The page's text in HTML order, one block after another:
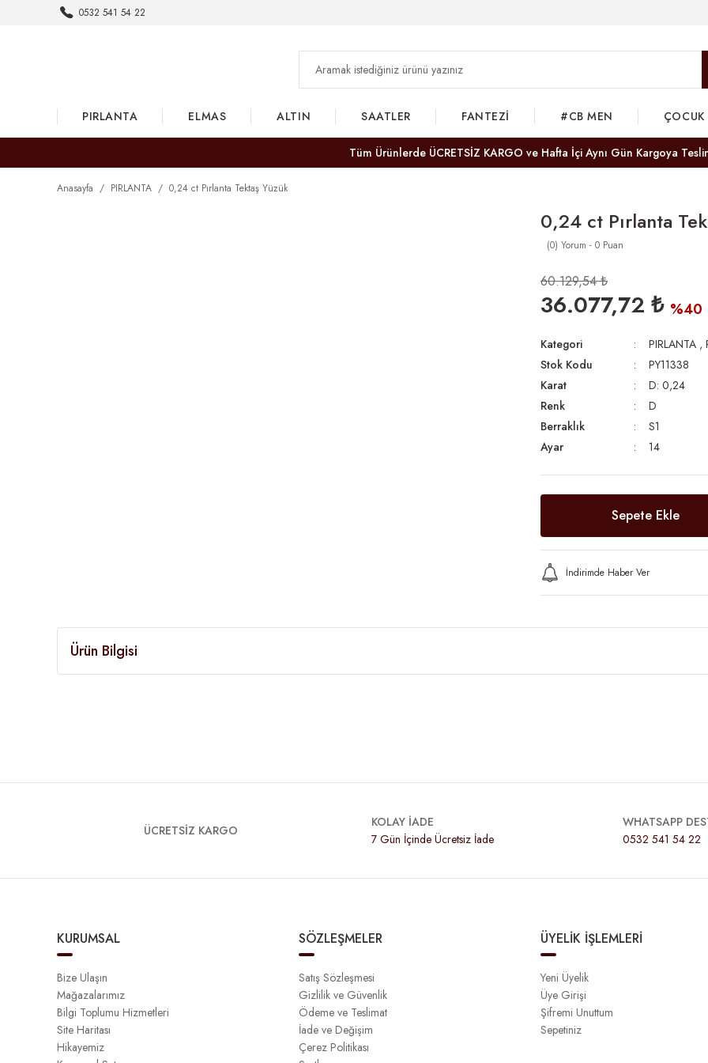
0532 541 54 22
PIRLANTA ELMAS ALTIN SAATLER FANTEZİ #CB MEN ÇOCUK
Tüm Ürünlerde ÜCRETSİZ KARGO ve Hafta İçi Aynı Gün Kargoya
Anasayfa PIRLANTA 0,24 ct Pırlanta Tektaş Yüzük
0,24 ct Pırlanta
(0) Yorum - 0 Puan
60.129,54 ₺
36.077,72 ₺ %40
Kategori PIRLANTA ,
Stok Kodu
PY11338
Karat
D: 0,24
Renk
D
Berraklık
S1
Ayar
14
Sepete Ekle
İndirimde Haber Ver
Ürün Bilgisi
ÜCRETSİZ KARGO
KOLAY İADE
7 Gün İçinde Ücretsiz İade
WHATSAPP
0532 541 54 22
KURUMSAL
Bize Ulaşın
Mağazalarımız
Bilgi Toplumu Hizmetleri
Site Haritası
Hikayemiz
SÖZLEŞMELER
Satış Sözleşmesi
Gizlilik ve Güvenlik
Ödeme ve Teslimat
İade ve Değişim
Çerez Politikası
ÜYELİK İŞLEMLERİ
Yeni Üyelik
Üye Girişi
Şifremi Unuttum
Sepetiniz